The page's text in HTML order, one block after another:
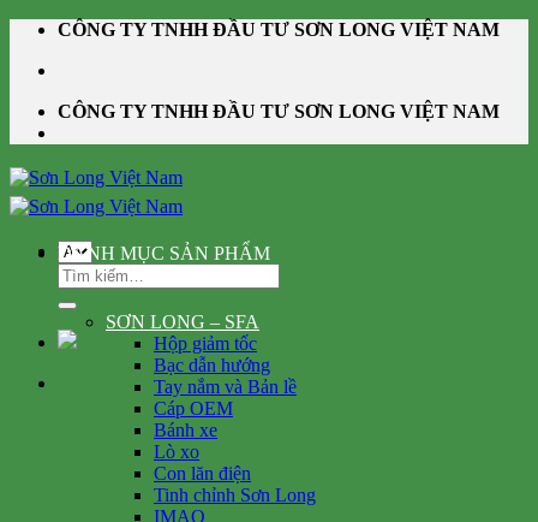
Skip
content
CÔNG TY TNHH ĐẦU TƯ SƠN LONG VIỆT NAM
CÔNG TY TNHH ĐẦU TƯ SƠN LONG VIỆT NAM
Tìm
kiếm:
DANH MỤC SẢN PHẨM
SƠN LONG – SFA
Hộp giảm tốc
Bạc dẫn hướng
Tay nắm và Bản lề
Cáp OEM
Bánh xe
Lò xo
Con lăn điện
Tinh chỉnh Sơn Long
IMAO